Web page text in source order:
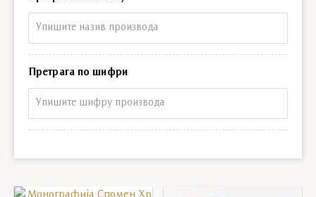
Претрага по називу
Претрага по шифри
Претрага по шифри